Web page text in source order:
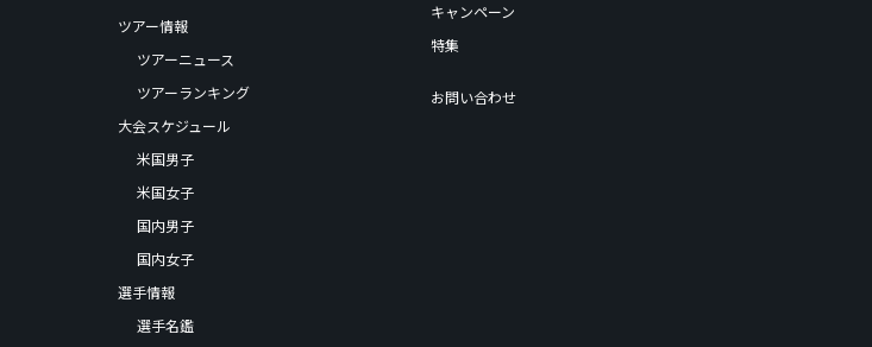
ツアー情報
ツアーニュース
ツアーランキング
大会スケジュール
米国男子
米国女子
国内男子
国内女子
選手情報
選手名鑑
キャンペーン
特集
お問い合わせ